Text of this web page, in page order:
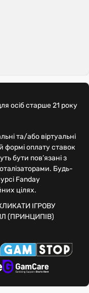
осіб старше 21 року
та/або віртуальні
формі оплату ставок
бути пов’язані з
Будь-
Fanday
цілях.
ІГРОВУ
(ПРИНЦИПІВ)